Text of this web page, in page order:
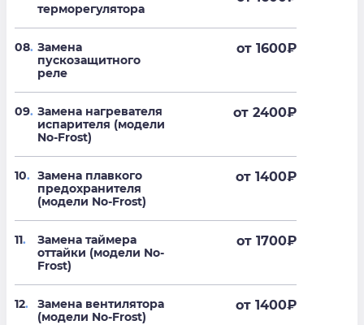
терморегулятора
08. Замена
пускозащитного
реле
от 1600₽
09. Замена нагревателя
испарителя (модели
No-Frost)
от 2400₽
10. Замена плавкого
предохранителя
(модели No-Frost)
от 1400₽
11.
Замена таймера
оттайки (модели No-
Frost)
от 1700₽
12.
Замена вентилятора
(модели No-Frost)
от 1400₽